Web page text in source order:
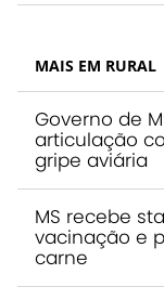
MAIS EM RURAL
Governo de
articulação
gripe aviária
MS recebe
vacinação e
carne